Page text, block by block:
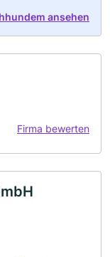
ansehen
Firma bewerten